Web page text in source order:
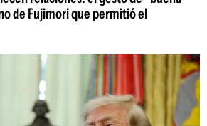
de Fujimori que permitió el